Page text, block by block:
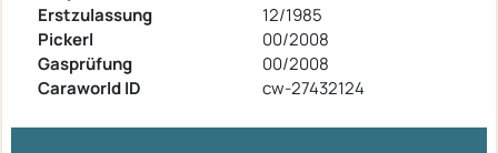
Erstzulassung
12/1985
Pickerl
00/2008
Gasprüfung
00/2008
Caraworld ID
cw-27432124